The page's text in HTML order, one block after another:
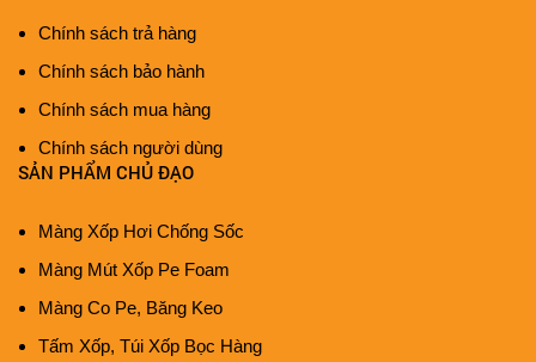
Chính sách trả hàng
Chính sách bảo hành
Chính sách mua hàng
Chính sách người dùng
SẢN PHẨM CHỦ ĐẠO
Màng Xốp Hơi Chống Sốc
Màng Mút Xốp Pe Foam
Màng Co Pe, Băng Keo
Tấm Xốp, Túi Xốp Bọc Hàng